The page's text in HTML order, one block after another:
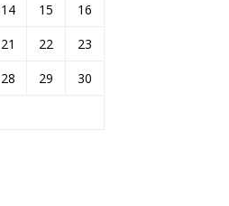
14 15
16
21 22
23
28 29
30